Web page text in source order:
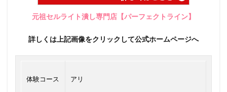
元祖セルライト潰し専門店【パーフェクトライン】
詳しくは上記画像をクリックして公式ホームページへ
体験コース アリ